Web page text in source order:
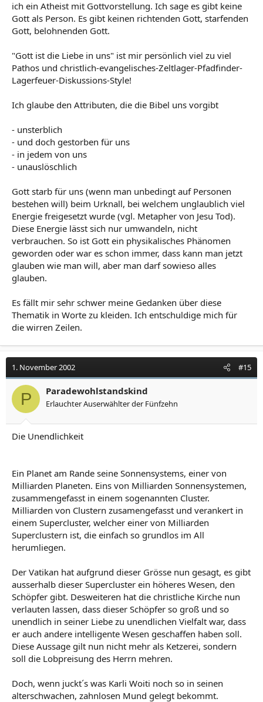
ich ein Atheist mit Gottvorstellung. Ich sage es gibt keine
Gott als Person. Es gibt keinen richtenden Gott, starfenden
Gott, belohnenden Gott.
"Gott ist die Liebe in uns" ist mir persönlich viel zu viel
Pathos und christlich-evangelisches-Zeltlager-Pfadfinder-
Lagerfeuer-Diskussions-Style!
Ich glaube den Attributen, die die Bibel uns vorgibt
- unsterblich
- und doch gestorben für uns
- in jedem von uns
- unauslöschlich
Gott starb für uns (wenn man unbedingt auf Personen
bestehen will) beim Urknall, bei welchem unglaublich viel
Energie freigesetzt wurde (vgl. Metapher von Jesu Tod).
Diese Energie lässt sich nur umwandeln, nicht
verbrauchen. So ist Gott ein physikalisches Phänomen
geworden oder war es schon immer, dass kann man jetzt
glauben wie man will, aber man darf sowieso alles
glauben.
Es fällt mir sehr schwer meine Gedanken über diese
Thematik in Worte zu kleiden. Ich entschuldige mich für
die wirren Zeilen.
1. November 2002 #15
P Paradewohlstandskind
Erlauchter Auserwählter der Fünfzehn
Die Unendlichkeit
Ein Planet am Rande seine Sonnensystems, einer von
Milliarden Planeten. Eins von Milliarden Sonnensystemen,
zusammengefasst in einem sogenannten Cluster.
Milliarden von Clustern zusamengefasst und verankert in
einem Supercluster, welcher einer von Milliarden
Superclustern ist, die einfach so grundlos im All
herumliegen.
Der Vatikan hat aufgrund dieser Grösse nun gesagt, es gibt
ausserhalb dieser Supercluster ein höheres Wesen, den
Schöpfer gibt. Desweiteren hat die christliche Kirche nun
verlauten lassen, dass dieser Schöpfer so groß und so
unendlich in seiner Liebe zu unendlichen Vielfalt war, dass
er auch andere intelligente Wesen geschaffen haben soll.
Diese Aussage gilt nun nicht mehr als Ketzerei, sondern
soll die Lobpreisung des Herrn mehren.
Doch, wenn juckt´s was Karli Woiti noch so in seinen
alterschwachen, zahnlosen Mund gelegt bekommt.